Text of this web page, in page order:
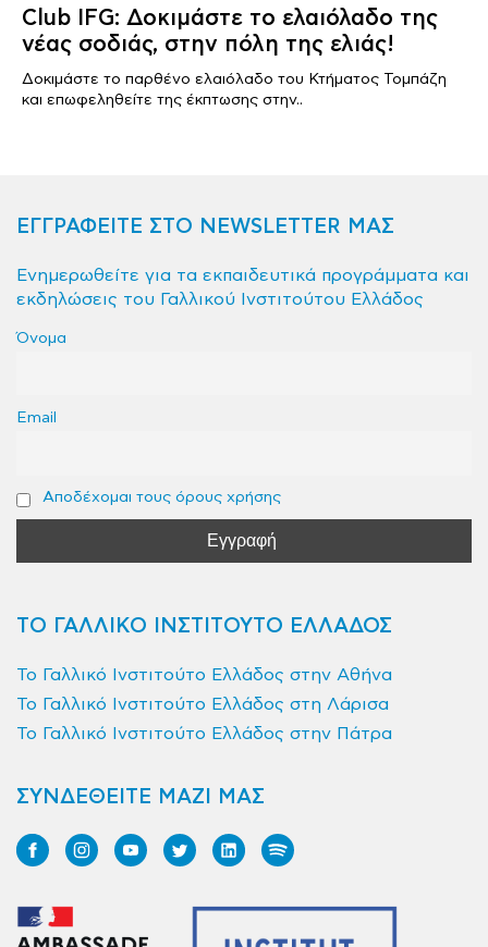
Club IFG: Δοκιμάστε το ελαιόλαδο της
νέας σοδιάς, στην πόλη της ελιάς!
Δοκιμάστε το παρθένο ελαιόλαδο του Κτήματος Τομπάζη
και επωφεληθείτε της έκπτωσης στην..
ΕΓΓΡΑΦΕΙΤΕ ΣΤΟ NEWSLETTER ΜΑΣ
Ενημερωθείτε για τα εκπαιδευτικά προγράμματα και
εκδηλώσεις του Γαλλικού Ινστιτούτου Ελλάδος
Όνομα
Email
Αποδέχομαι τους όρους χρήσης
ΤΟ ΓΑΛΛΙΚΟ ΙΝΣΤΙΤΟΥΤΟ ΕΛΛΑΔΟΣ
Το Γαλλικό Ινστιτούτο Ελλάδος στην Αθήνα
Το Γαλλικό Ινστιτούτο Ελλάδος στη Λάρισα
Το Γαλλικό Ινστιτούτο Ελλάδος στην Πάτρα
ΣΥΝΔΕΘΕΙΤΕ ΜΑΖΙ ΜΑΣ